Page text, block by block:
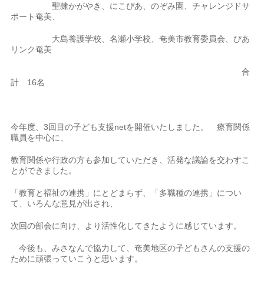
聖隷かがやき、にこぴあ、のぞみ園、チャレンジドサ
ポート奄美、
大島養護学校、名瀬小学校、奄美市教育委員会、ぴあ
リンク奄美
合
計 16名
今年度、3回目の子ども支援netを開催いたしました。 療育関係
職員を中心に、
教育関係や行政の方も参加していただき、活発な議論を交わすこ
とができました。
「教育と福祉の連携」にとどまらず、「多職種の連携」につい
て、いろんな意見が出され、
次回の部会に向け、より活性化してきたように感じています。
今後も、みさなんで協力して、奄美地区の子どもさんの支援の
ために頑張っていこうと思います。